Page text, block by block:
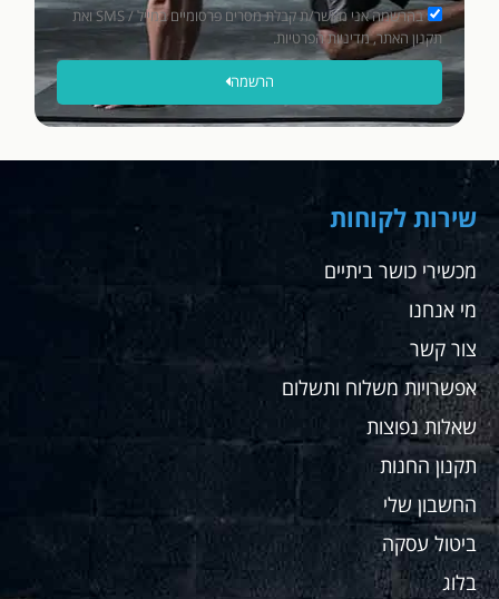
בהרשמה אני מאשר/ת קבלת מסרים פרסומיים במייל / SMS ואת
תקנון האתר, מדיניות הפרטיות.
הרשמה
שירות לקוחות
מכשירי כושר ביתיים
מי אנחנו
צור קשר
אפשרויות משלוח ותשלום
שאלות נפוצות
תקנון החנות
החשבון שלי
ביטול עסקה
בלוג